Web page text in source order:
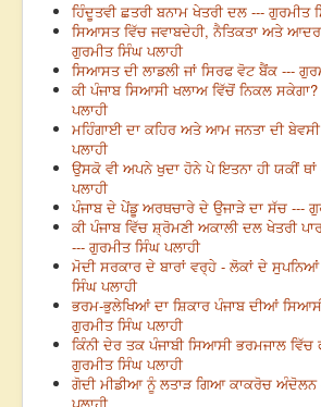
ਹਿੰਦੂਤਵੀ ਛਤਰੀ ਬਨਾਮ ਖੇਤਰੀ ਦਲ --- ਗੁਰਮੀਤ
ਸਿਆਸਤ ਵਿੱਚ ਜਵਾਬਦੇਹੀ, ਨੈਤਿਕਤਾ ਅਤੇ
ਗੁਰਮੀਤ ਸਿੰਘ ਪਲਾਹੀ
ਸਿਆਸਤ ਦੀ ਲਾਡਲੀ ਜਾਂ ਸਿਰਫ ਵੋਟ ਬੈਂਕ ---
ਕੀ ਪੰਜਾਬ ਸਿਆਸੀ ਖਲਾਅ ਵਿੱਚੋਂ ਨਿਕਲ
ਪਲਾਹੀ
ਮਹਿੰਗਾਈ ਦਾ ਕਹਿਰ ਅਤੇ ਆਮ ਜਨਤਾ ਦੀ
ਪਲਾਹੀ
ਉਸਕੋ ਵੀ ਅਪਨੇ ਖੁਦਾ ਹੋਨੇ ਪੇ ਇਤਨਾ ਹੀ ਯਕੀਂ
ਪਲਾਹੀ
ਪੰਜਾਬ ਦੇ ਪੇਂਡੂ ਅਰਥਚਾਰੇ ਦੇ ਉਜਾੜੇ ਦਾ ਸੱਚ ---
ਕੀ ਪੰਜਾਬ ਵਿੱਚ ਸ਼੍ਰੋਮਣੀ ਅਕਾਲੀ ਦਲ ਖੇਤਰੀ
--- ਗੁਰਮੀਤ ਸਿੰਘ ਪਲਾਹੀ
ਮੋਦੀ ਸਰਕਾਰ ਦੇ ਬਾਰਾਂ ਵਰ੍ਹੇ - ਲੋਕਾਂ ਦੇ
ਸਿੰਘ ਪਲਾਹੀ
ਭਰਮ-ਭੁਲੇਖਿਆਂ ਦਾ ਸ਼ਿਕਾਰ ਪੰਜਾਬ ਦੀਆਂ
ਗੁਰਮੀਤ ਸਿੰਘ ਪਲਾਹੀ
ਕਿੰਨੀ ਦੇਰ ਤਕ ਪੰਜਾਬੀ ਸਿਆਸੀ ਭਰਮਜਾਲ ਵਿੱਚ
ਗੁਰਮੀਤ ਸਿੰਘ ਪਲਾਹੀ
ਗੋਦੀ ਮੀਡੀਆ ਨੂੰ ਲਤਾੜ ਗਿਆ ਕਾਕਰੋਚ ਅੰਦੋਲਨ